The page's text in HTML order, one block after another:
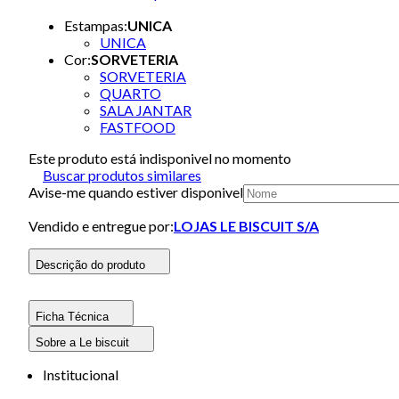
Estampas:UNICA
UNICA
Cor:SORVETERIA
SORVETERIA
QUARTO
SALA JANTAR
FASTFOOD
Este produto está indisponivel no momento
Buscar produtos similares
Avise-me quando estiver disponivel
Vendido e entregue por:LOJAS LE BISCUIT S/A
Descrição do produto
Ficha Técnica
Sobre a Le biscuit
Institucional